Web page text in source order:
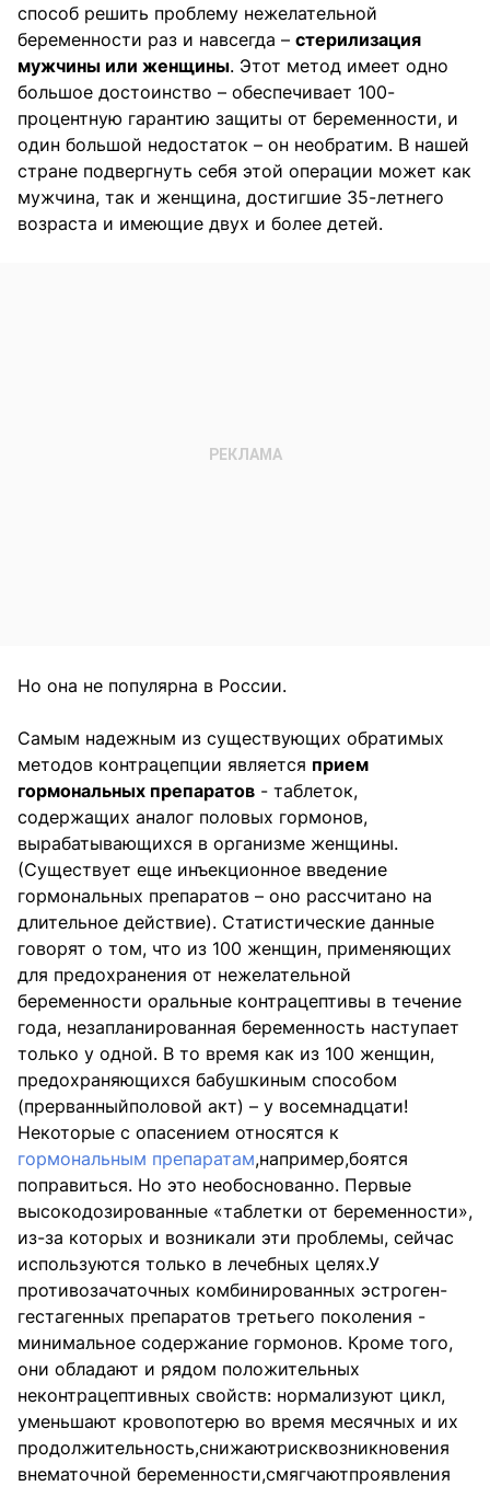
способ решить проблему нежелательной
беременности раз и навсегда – стерилизация
мужчины или женщины. Этот метод имеет одно
большое достоинство – обеспечивает 100-
процентную гарантию защиты от беременности, и
один большой недостаток – он необратим. В нашей
стране подвергнуть себя этой операции может как
мужчина, так и женщина, достигшие 35-летнего
возраста и имеющие двух и более детей.
Но она не популярна в России.
Самым надежным из существующих обратимых
методов контрацепции является прием
гормональных препаратов - таблеток,
содержащих аналог половых гормонов,
вырабатывающихся в организме женщины.
(Существует еще инъекционное введение
гормональных препаратов – оно рассчитано на
длительное действие). Статистические данные
говорят о том, что из 100 женщин, применяющих
для предохранения от нежелательной
беременности оральные контрацептивы в течение
года, незапланированная беременность наступает
только у одной. В то время как из 100 женщин,
предохраняющихся бабушкиным способом
(прерванныйполовой акт) – у восемнадцати!
Некоторые с опасением относятся к
гормональным препаратам,например,боятся
поправиться. Но это необоснованно. Первые
высокодозированные «таблетки от беременности»,
из-за которых и возникали эти проблемы, сейчас
используются только в лечебных целях.У
противозачаточных комбинированных эстроген-
гестагенных препаратов третьего поколения -
минимальное содержание гормонов. Кроме того,
они обладают и рядом положительных
неконтрацептивных свойств: нормализуют цикл,
уменьшают кровопотерю во время месячных и их
продолжительность,снижаютрисквозникновения
внематочной беременности,смягчаютпроявления